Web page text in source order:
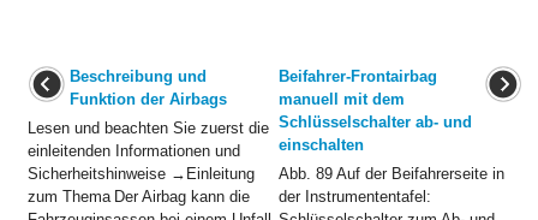
Beschreibung und
Funktion der Airbags
Lesen und beachten Sie zuerst die
einleitenden Informationen und
Sicherheitshinweise →Einleitung
zum Thema Der Airbag kann die
Beifahrer-Frontairbag
manuell mit dem
Schlüsselschalter ab- und
einschalten
Abb. 89 Auf der Beifahrerseite in
der Instrumententafel: